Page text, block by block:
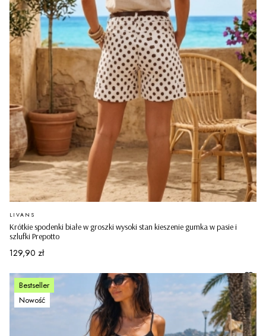
Krótkie spodenki białe w groszki wysoki stan kieszenie gumka w pasie i
szlufki Prepotto
PRODUCENT
LIVANS
Cena
129,90 zł
Bestseller
Nowość